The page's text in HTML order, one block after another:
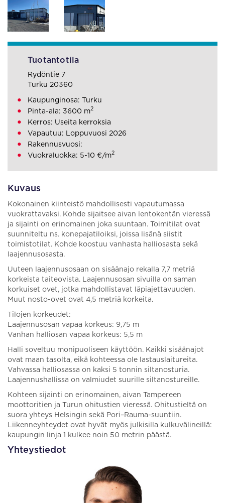
Kuvaus
Kokonainen kiinteistö mahdollisesti vapautumassa
vuokrattavaksi. Kohde sijaitsee aivan lentokentän vieressä
ja sijainti on erinomainen joka suuntaan. Toimitilat ovat
suunniteltu ns. konepajatiloiksi, joissa lisänä siistit
toimistotilat. Kohde koostuu vanhasta halliosasta sekä
laajennusosasta.
Uuteen laajennusosaan on sisäänajo rekalla 7,7 metriä
korkeista taiteovista. Laajennusosan sivuilla on saman
korkuiset ovet, jotka mahdollistavat läpiajettavuuden.
Muut nosto-ovet ovat 4,5 metriä korkeita.
Tilojen korkeudet:
Laajennusosan vapaa korkeus: 9,75 m
Vanhan halliosan vapaa korkeus: 5,5 m
Halli soveltuu monipuoliseen käyttöön. Kaikki sisäänajot
ovat maan tasolta, eikä kohteessa ole lastauslaitureita.
Vahvassa halliosassa on kaksi 5 tonnin siltanosturia.
Laajennushallissa on valmiudet suurille siltanostureille.
Kohteen sijainti on erinomainen, aivan Tampereen
moottoritien ja Turun ohitustien vieressä. Ohitustieltä on
suora yhteys Helsingin sekä Pori–Rauma-suuntiin.
Liikenneyhteydet ovat hyvät myös julkisilla kulkuvälineillä:
kaupungin linja 1 kulkee noin 50 metrin päästä.
Yhteystiedot
Tuotantotila
Rydöntie 7
Turku 20360
Kaupunginosa: Turku
Pinta-ala: 3600 m2
Kerros: Useita kerroksia
Vapautuu: Loppuvuosi 2026
Rakennusvuosi:
Vuokraluokka: 5-10 €/m2